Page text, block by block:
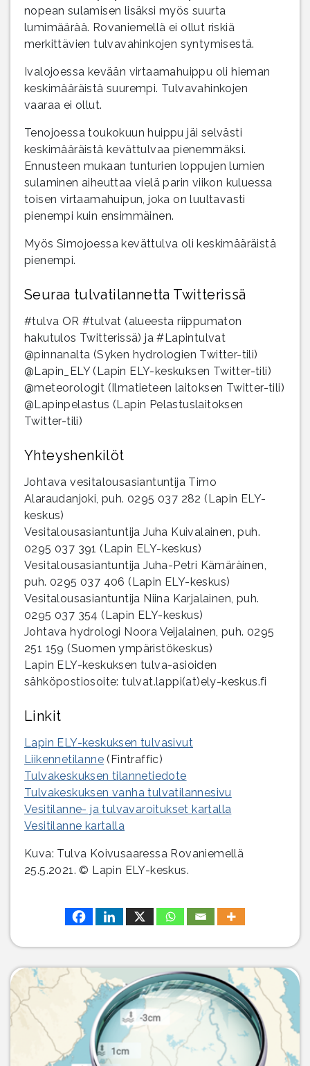
nopean sulamisen lisäksi myös suurta
lumimäärää. Rovaniemellä ei ollut riskiä
merkittävien tulvavahinkojen syntymisestä.
Ivalojoessa kevään virtaamahuippu oli hieman
keskimääräistä suurempi. Tulvavahinkojen
vaaraa ei ollut.
Tenojoessa toukokuun huippu jäi selvästi
keskimääräistä kevättulvaa pienemmäksi.
Ennusteen mukaan tunturien loppujen lumien
sulaminen aiheuttaa vielä parin viikon kuluessa
toisen virtaamahuipun, joka on luultavasti
pienempi kuin ensimmäinen.
Myös Simojoessa kevättulva oli keskimääräistä
pienempi.
Seuraa tulvatilannetta Twitterissä
#tulva OR #tulvat (alueesta riippumaton
hakutulos Twitterissä) ja #Lapintulvat
@pinnanalta (Syken hydrologien Twitter-tili)
@Lapin_ELY (Lapin ELY-keskuksen Twitter-tili)
@meteorologit (Ilmatieteen laitoksen Twitter-tili)
@Lapinpelastus (Lapin Pelastuslaitoksen
Twitter-tili)
Yhteyshenkilöt
Johtava vesitalousasiantuntija Timo
Alaraudanjoki, puh. 0295 037 282 (Lapin ELY-
keskus)
Vesitalousasiantuntija Juha Kuivalainen, puh.
0295 037 391 (Lapin ELY-keskus)
Vesitalousasiantuntija Juha-Petri Kämäräinen,
puh. 0295 037 406 (Lapin ELY-keskus)
Vesitalousasiantuntija Niina Karjalainen, puh.
0295 037 354 (Lapin ELY-keskus)
Johtava hydrologi Noora Veijalainen, puh. 0295
251 159 (Suomen ympäristökeskus)
Lapin ELY-keskuksen tulva-asioiden
sähköpostiosoite: tulvat.lappi(at)ely-keskus.fi
Linkit
Lapin ELY-keskuksen tulvasivut
Liikennetilanne (Fintraffic)
Tulvakeskuksen tilannetiedote
Tulvakeskuksen vanha tulvatilannesivu
Vesitilanne- ja tulvavaroitukset kartalla
Vesitilanne kartalla
Kuva: Tulva Koivusaaressa Rovaniemellä
25.5.2021. © Lapin ELY-keskus.